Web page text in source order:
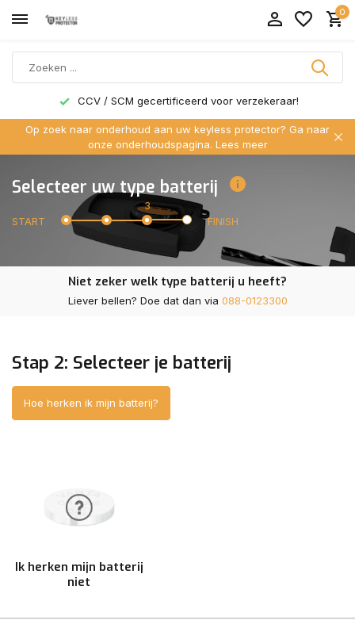
0
CCV / SCM gecertificeerd voor verzekeraar!
Op zoek naar onderhoud aan uw keyless protector? Ga naar
onze onderhoudspagina. Lees meer
Selecteer uw type batterij
START
3
FINISH
Niet zeker welk type batterij u heeft?
Liever bellen? Doe dat dan via 088-0123300
Stap 2: Selecteer je batterij
Hoe herken ik mijn batterij?
Ik herken mijn batterij
niet